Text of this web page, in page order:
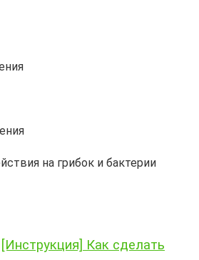
на грибок и бактерии
[Инструкция] Как сделать